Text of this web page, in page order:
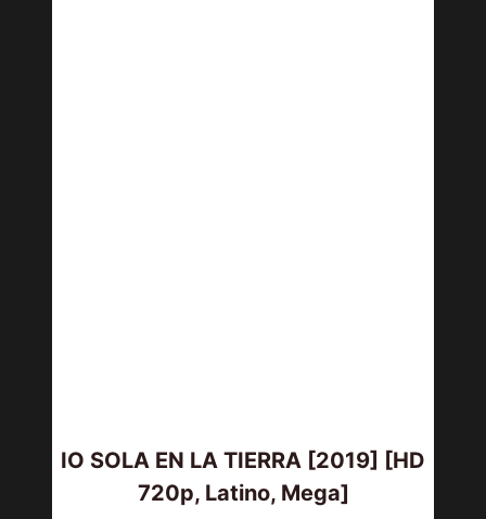
IO SOLA EN LA TIERRA [2019] [HD
720p, Latino, Mega]